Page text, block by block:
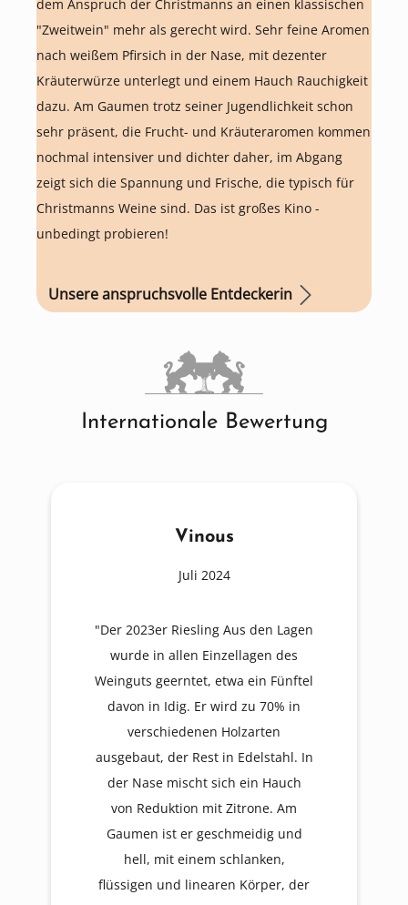
dem Anspruch der Christmanns an einen klassischen
"Zweitwein" mehr als gerecht wird. Sehr feine Aromen
nach weißem Pfirsich in der Nase, mit dezenter
Kräuterwürze unterlegt und einem Hauch Rauchigkeit
dazu. Am Gaumen trotz seiner Jugendlichkeit schon
sehr präsent, die Frucht- und Kräuteraromen kommen
nochmal intensiver und dichter daher, im Abgang
zeigt sich die Spannung und Frische, die typisch für
Christmanns Weine sind. Das ist großes Kino -
unbedingt probieren!
Unsere anspruchsvolle Entdeckerin
Internationale Bewertung
Vinous
Juli 2024
"Der 2023er Riesling Aus den Lagen
wurde in allen Einzellagen des
Weinguts geerntet, etwa ein Fünftel
davon in Idig. Er wird zu 70% in
verschiedenen Holzarten
ausgebaut, der Rest in Edelstahl. In
der Nase mischt sich ein Hauch
von Reduktion mit Zitrone. Am
Gaumen ist er geschmeidig und
hell, mit einem schlanken,
flüssigen und linearen Körper, der